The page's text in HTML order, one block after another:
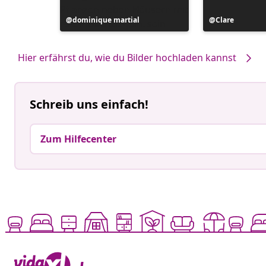
Beitrag
veröffentlicht
dominique martial
Beitrag
veröffentlicht
Clare
Hier erfährst du, wie du Bilder hochladen kannst
Schreib uns einfach!
Zum Hilfecenter